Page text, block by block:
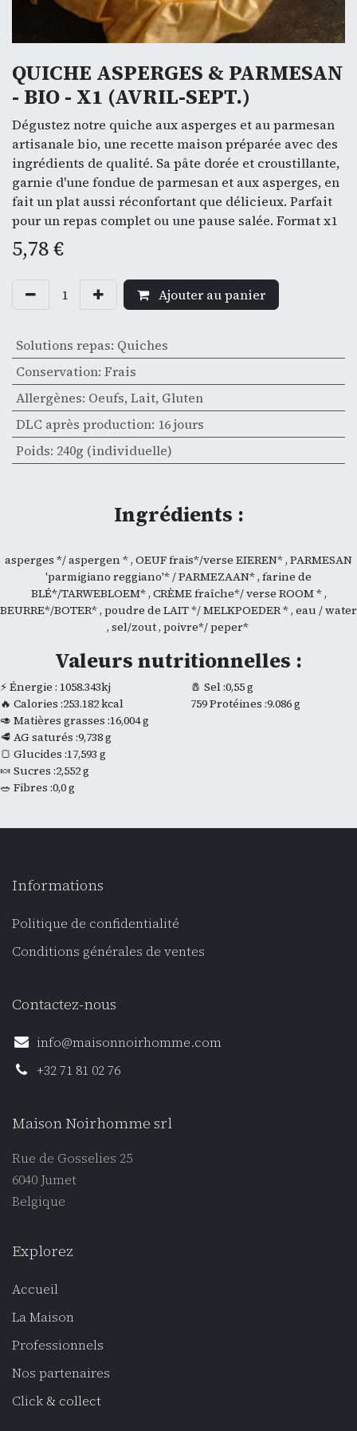
QUICHE ASPERGES & PARMESAN
- BIO - X1 (AVRIL-SEPT.)
Dégustez notre quiche aux asperges et au parmesan
artisanale bio, une recette maison préparée avec des
ingrédients de qualité. Sa pâte dorée et croustillante,
garnie d'une fondue de parmesan et aux asperges, en
fait un plat aussi réconfortant que délicieux. Parfait
pour un repas complet ou une pause salée. Format x1
5,78€
Ajouter au panier
Solutions repas: Quiches
Conservation: Frais
Allergènes: Oeufs, Lait, Gluten
DLC après production: 16 jours
Poids: 240g (individuelle)
Ingrédients :
asperges */ aspergen * , OEUF frais*/verse EIEREN* , PARMESAN
'parmigiano reggiano'* / PARMEZAAN* , farine de
BLÉ*/TARWEBLOEM* , CRÈME fraîche*/ verse ROOM * ,
BEURRE*/BOTER* , poudre de LAIT */ MELKPOEDER * , eau / water
, sel/zout , poivre*/ peper*
Valeurs nutritionnelles :
⚡ Énergie : 1058.343kj
🔥 Calories :253.182 kcal
🥑 Matières grasses :16,004 g
🥩 AG saturés :9,738 g
🍞 Glucides :17,593 g
🍬 Sucres :2,552 g
🥗 Fibres :0,0 g
🧂 Sel :0,55 g
759 Protéines :9.086 g
Informations
Politique de confidentialité
Conditions générales de ventes
Contactez-nous
info@maisonnoirhomme.com
+32 71 81 02 76
Maison Noirhomme srl
Rue de Gosselies 25
6040 Jumet
Belgique
Explorez
Accueil
La Maison
Professionnels
Nos partenaires
Click & collect